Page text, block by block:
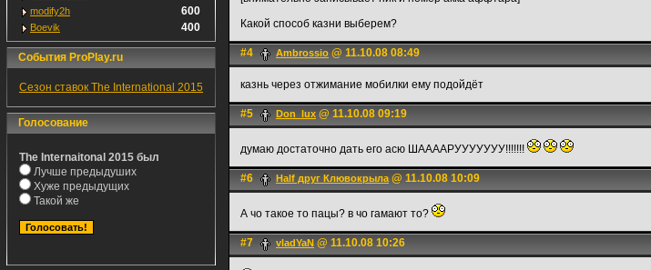
modify2h 600
Boevik 400
События ProPlay.ru
Сезон ставок The International 2015
Голосование
The Internaitonal 2015 был
Лучше предыдуших
Хуже предыдущих
Такой же
Какой способ казни выберем?
#4 Ambrossio @ 11.10.08 08:49
казнь через отжимание мобилки ему подойдёт
#5 Don_lux @ 11.10.08 09:19
думаю достаточно дать его асю ШААААРУУУУУУУ!!!!!!!
#6 Half друг Клювокрыла@ 11.10.08 10:09
А чо такое то пацы? в чо гамают то?
#7 vladYaN @ 11.10.08 10:26